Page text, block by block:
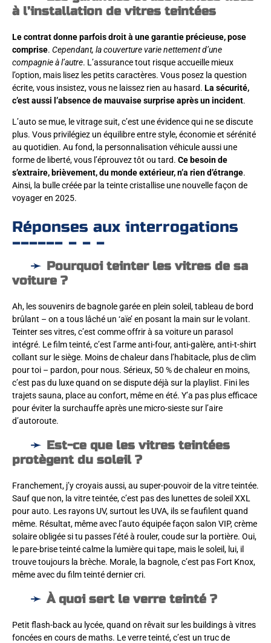
à l’installation de vitres teintées
Le contrat donne parfois droit à une garantie précieuse, pose
comprise. Cependant, la couverture varie nettement d’une
compagnie à l’autre. L’assurance tout risque accueille mieux
l’option, mais lisez les petits caractères. Vous posez la question
écrite, vous insistez, vous ne laissez rien au hasard. La sécurité,
c’est aussi l’absence de mauvaise surprise après un incident.
L’auto se mue, le vitrage suit, c’est une évidence qui ne se discute
plus. Vous privilégiez un équilibre entre style, économie et sérénité
au quotidien. Au fond, la personnalisation véhicule aussi une
forme de liberté, vous l’éprouvez tôt ou tard. Ce besoin de
s’extraire, brièvement, du monde extérieur, n’a rien d’étrange.
Ainsi, la bulle créée par la teinte cristallise une nouvelle façon de
voyager en 2025.
Réponses aux interrogations
Pourquoi teinter les vitres de sa
voiture ?
Ah, les souvenirs de bagnole garée en plein soleil, tableau de bord
brûlant – on a tous lâché un ‘aïe’ en posant la main sur le volant.
Teinter ses vitres, c’est comme offrir à sa voiture un parasol
intégré. Le film teinté, c’est l’arme anti-four, anti-galère, anti-t-shirt
collant sur le siège. Moins de chaleur dans l’habitacle, plus de clim
pour toi – pardon, pour nous. Sérieux, 50 % de chaleur en moins,
c’est pas du luxe quand on se dispute déjà sur la playlist. Fini les
trajets sauna, place au confort, même en été. Y’a pas plus efficace
pour éviter la surchauffe après une micro-sieste sur l’aire
d’autoroute.
Est-ce que les vitres teintées
protègent du soleil ?
Franchement, j’y croyais aussi, au super-pouvoir de la vitre teintée.
Sauf que non, la vitre teintée, c’est pas des lunettes de soleil XXL
pour auto. Les rayons UV, surtout les UVA, ils se faufilent quand
même. Résultat, même avec l’auto équipée façon salon VIP, crème
solaire obligée si tu passes l’été à rouler, coude sur la portière. Oui,
le pare-brise teinté calme la lumière qui tape, mais le soleil, lui, il
trouve toujours la brèche. Morale, la bagnole, c’est pas Fort Knox,
même avec du film teinté dernier cri.
À quoi sert le verre teinté ?
Petit flash-back au lycée, quand on rêvait sur les buildings à vitres
foncées en cours de maths. Le verre teinté, c’est un truc de